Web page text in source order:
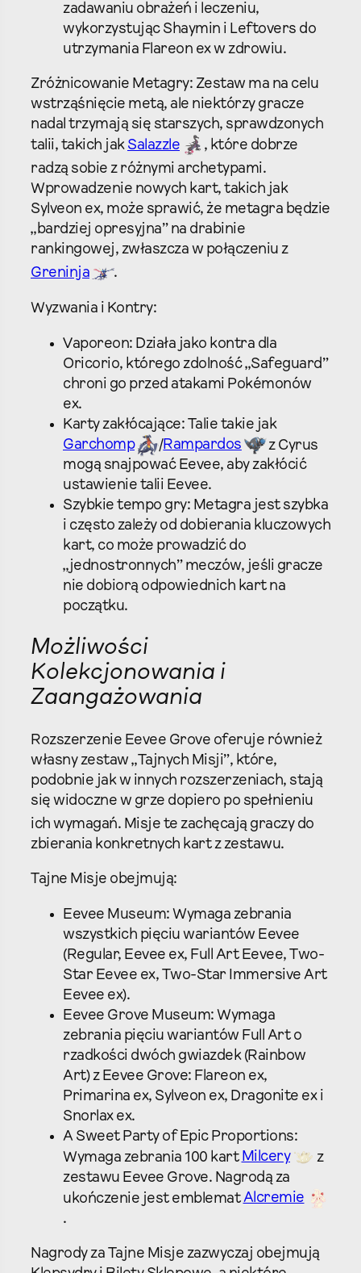
zadawaniu obrażeń i leczeniu,
wykorzystując Shaymin i Leftovers do
utrzymania Flareon ex w zdrowiu.
Zróżnicowanie Metagry: Zestaw ma na celu
wstrząśnięcie metą, ale niektórzy gracze
nadal trzymają się starszych, sprawdzonych
talii, takich jak Salazzle
, które dobrze
radzą sobie z różnymi archetypami.
Wprowadzenie nowych kart, takich jak
Sylveon ex, może sprawić, że metagra będzie
„bardziej opresyjna” na drabinie
rankingowej, zwłaszcza w połączeniu z
Greninja
.
Wyzwania i Kontry:
Vaporeon: Działa jako kontra dla
Oricorio, którego zdolność „Safeguard”
chroni go przed atakami Pokémonów
ex.
Karty zakłócające: Talie takie jak
Garchomp
/Rampardos
z Cyrus
mogą snajpować Eevee, aby zakłócić
ustawienie talii Eevee.
Szybkie tempo gry: Metagra jest szybka
i często zależy od dobierania kluczowych
kart, co może prowadzić do
„jednostronnych” meczów, jeśli gracze
nie dobiorą odpowiednich kart na
początku.
Możliwości
Kolekcjonowania i
Zaangażowania
Rozszerzenie Eevee Grove oferuje również
własny zestaw „Tajnych Misji”, które,
podobnie jak w innych rozszerzeniach, stają
się widoczne w grze dopiero po spełnieniu
ich wymagań. Misje te zachęcają graczy do
zbierania konkretnych kart z zestawu.
Tajne Misje obejmują:
Eevee Museum: Wymaga zebrania
wszystkich pięciu wariantów Eevee
(Regular, Eevee ex, Full Art Eevee, Two-
Star Eevee ex, Two-Star Immersive Art
Eevee ex).
Eevee Grove Museum: Wymaga
zebrania pięciu wariantów Full Art o
rzadkości dwóch gwiazdek (Rainbow
Art) z Eevee Grove: Flareon ex,
Primarina ex, Sylveon ex, Dragonite ex i
Snorlax ex.
A Sweet Party of Epic Proportions:
Wymaga zebrania 100 kart Milcery
z
zestawu Eevee Grove. Nagrodą za
ukończenie jest emblematAlcremie
.
Nagrody za Tajne Misje zazwyczaj obejmują